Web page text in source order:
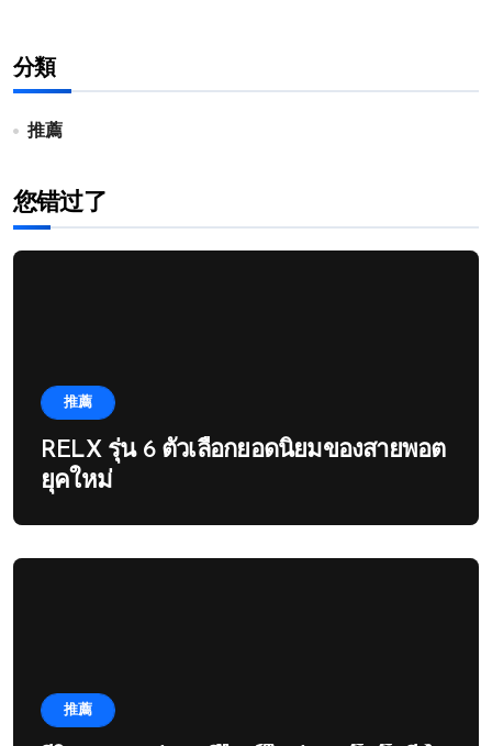
分類
推薦
您错过了
推薦
RELX รุ่น 6 ตัวเลือกยอดนิยมของสายพอต
ยุคใหม่
推薦